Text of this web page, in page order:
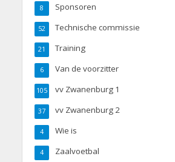
Sponsoren
8
Technische commissie
52
Training
21
Van de voorzitter
6
vv Zwanenburg 1
105
vv Zwanenburg 2
37
Wie is
4
Zaalvoetbal
4